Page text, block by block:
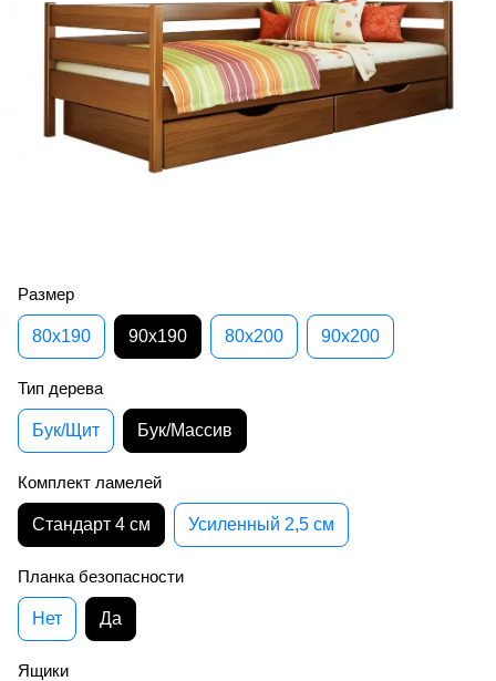
Размер
80х190 90х190 80х200 90х200
Тип дерева
Бук/Щит Бук/Массив
Комплект ламелей
Стандарт 4 см Усиленный 2,5 см
Планка безопасности
Нет Да
Ящики